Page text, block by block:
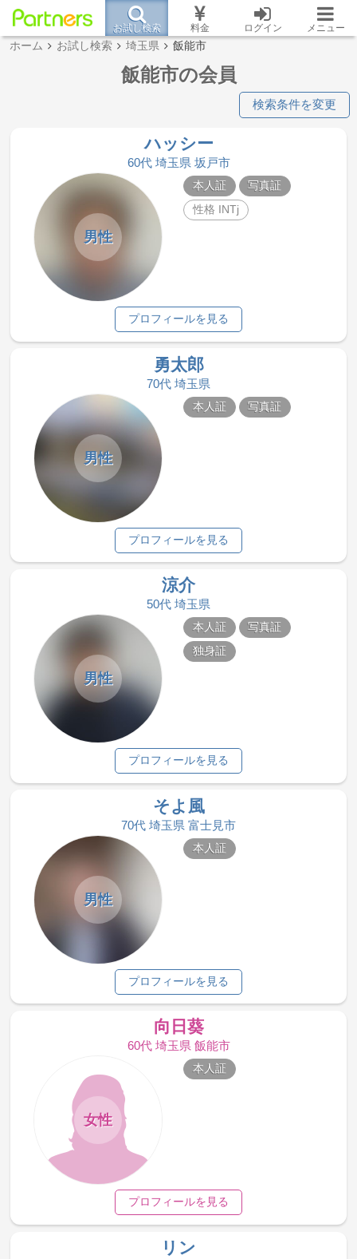
お試し検索 料金 ログイン メニュー
ホーム お試し検索 埼玉県 飯能市
飯能市の会員
検索条件を変更
ハッシー
60代 埼玉県 坂戸市
男性
本人証
写真証
性格 INTj
プロフィールを見る
勇太郎
70代 埼玉県
男性
本人証 写真証
プロフィールを見る
涼介
50代 埼玉県
男性
本人証
写真証
独身証
プロフィールを見る
そよ風
70代 埼玉県 富士見市
男性
本人証
プロフィールを見る
向日葵
60代 埼玉県 飯能市
女性
本人証
プロフィールを見る
リン